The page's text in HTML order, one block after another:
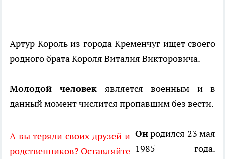
Артур Король из города Кременчуг ищет своего
родного брата Короля Виталия Викторовича.
Молодой человек является военным и в
данный момент числится пропавшим без вести.
А вы теряли своих друзей и
родственников? Оставляйте
Онродился 23 мая
1985 года.